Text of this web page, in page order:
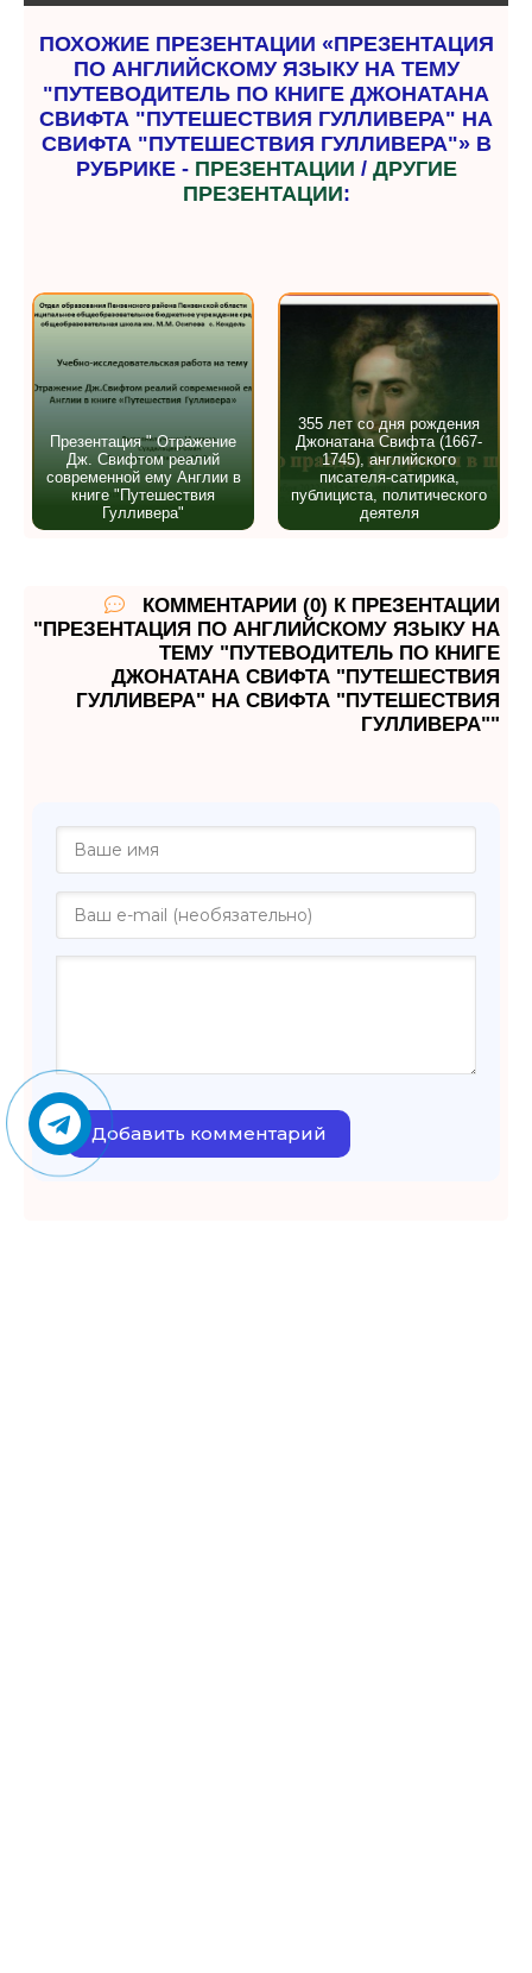
ПОХОЖИЕ ПРЕЗЕНТАЦИИ «ПРЕЗЕНТАЦИЯ
ПО АНГЛИЙСКОМУ ЯЗЫКУ НА ТЕМУ
"ПУТЕВОДИТЕЛЬ ПО КНИГЕ ДЖОНАТАНА
СВИФТА "ПУТЕШЕСТВИЯ ГУЛЛИВЕРА" НА
СВИФТА "ПУТЕШЕСТВИЯ ГУЛЛИВЕРА"» В
РУБРИКЕ - ПРЕЗЕНТАЦИИ / ДРУГИЕ
ПРЕЗЕНТАЦИИ:
Презентация " Отражение
Дж. Свифтом реалий
современной ему Англии в
книге "Путешествия
Гулливера"
355 лет со дня рождения
Джонатана Свифта (1667-
1745), английского
писателя-сатирика,
публициста, политического
деятеля
КОММЕНТАРИИ (0) К ПРЕЗЕНТАЦИИ
"ПРЕЗЕНТАЦИЯ ПО АНГЛИЙСКОМУ ЯЗЫКУ НА
ТЕМУ "ПУТЕВОДИТЕЛЬ ПО КНИГЕ
ДЖОНАТАНА СВИФТА "ПУТЕШЕСТВИЯ
ГУЛЛИВЕРА" НА СВИФТА "ПУТЕШЕСТВИЯ
ГУЛЛИВЕРА""
Добавить комментарий